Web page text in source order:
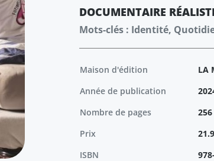
DOCUMENTAIRE
Mots-clés : Identité,
Maison d'édition
LA
Année de publication
Nombre de pages
256
Prix
ISBN